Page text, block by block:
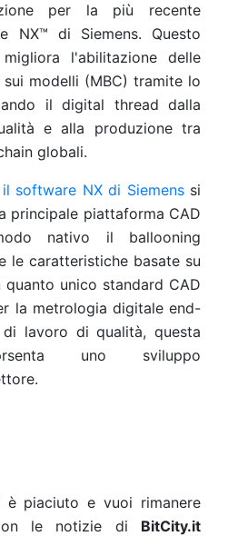
per la più recente
NX™ di Siemens. Questo
l'abilitazione delle
modelli (MBC) tramite lo
il digital thread dalla
e alla produzione tra
globali.
il software NX di Siemenssi
principale piattaforma CAD
nativo il ballooning
le caratteristiche basate su
quanto unico standard CAD
la metrologia digitale end-
lavoro di qualità, questa
uno sviluppo
piaciuto e vuoi rimanere
le notizie di BitCity.it